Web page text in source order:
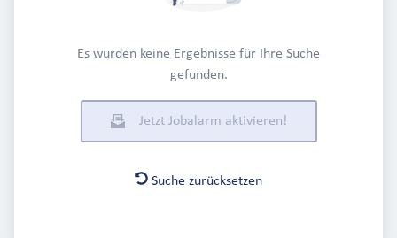
Es wurden keine Ergebnisse für Ihre Suche
gefunden.
Jetzt Jobalarm aktivieren!
Suche zurücksetzen